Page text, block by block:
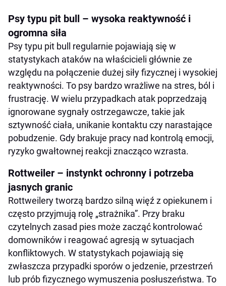
psychiczne
Cane corso – siła i problem z kontrolą granic
Akita – niezależność i niska tolerancja presji
Chow chow – dystans zamiast nadmiernej
bliskości
Jack russell terrier – frustracja zamknięta w
małym ciele
Dalmatyńczyk – wrażliwość i agresja lękowa
Doberman – nadwrażliwość i silne
przywiązanie
Bullmastiff – spokojny do momentu eskalacji
Siberian Husky – niezależność i frustracja
Co łączy większość ataków na właścicieli
Dlaczego statystyki nie są wyrokiem
Psy typu pit bull – wysoka reaktywność i
ogromna siła
Psy typu pit bull regularnie pojawiają się w
statystykach ataków na właścicieli głównie ze
względu na połączenie dużej siły fizycznej i wysokiej
reaktywności. To psy bardzo wrażliwe na stres, ból i
frustrację. W wielu przypadkach atak poprzedzają
ignorowane sygnały ostrzegawcze, takie jak
sztywność ciała, unikanie kontaktu czy narastające
pobudzenie. Gdy brakuje pracy nad kontrolą emocji,
ryzyko gwałtownej reakcji znacząco wzrasta.
Rottweiler – instynkt ochronny i potrzeba
jasnych granic
Rottweilery tworzą bardzo silną więź z opiekunem i
często przyjmują rolę „strażnika”. Przy braku
czytelnych zasad pies może zacząć kontrolować
domowników i reagować agresją w sytuacjach
konfliktowych. W statystykach pojawiają się
zwłaszcza przypadki sporów o jedzenie, przestrzeń
lub prób fizycznego wymuszenia posłuszeństwa. To